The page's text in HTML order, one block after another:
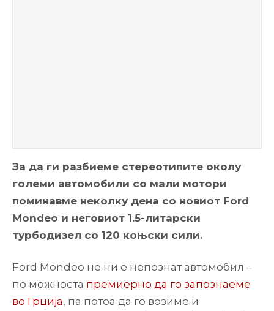
За да ги разбиеме стереотипите околу
големи автомобили со мали мотори
поминавме неколку дена со новиот Ford
Mondeo и неговиот 1.5-литарски
турбодизел со 120 коњски сили.
Ford Mondeo не ни е непознат автомобил –
по можноста премиерно да го запознаеме
во Грција, па потоа да го возиме и